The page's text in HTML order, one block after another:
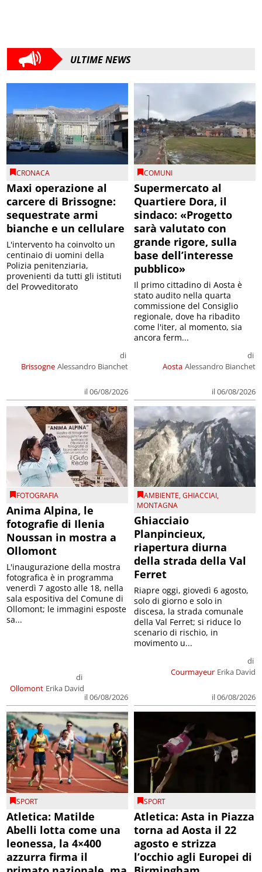
ULTIME NEWS
CRONACA
Maxi operazione al
carcere di Brissogne:
sequestrate armi
bianche e un cellulare
Brissogne
di
Alessandro Bianchet
il 06/08/2026
L'intervento ha coinvolto un
centinaio di uomini della
Polizia penitenziaria,
provenienti da tutti gli istituti
del Provveditorato
COMUNI
Supermercato al
Quartiere Dora, il
sindaco: «Progetto
sarà valutato con
grande rigore, sulla
base dell’interesse
pubblico»
Aosta
di
Alessandro Bianchet
il 06/08/2026
Il primo cittadino di Aosta è
stato audito nella quarta
commissione del Consiglio
regionale, dove ha ribadito
come l'iter, al momento, sia
ancora ferm...
FOTOGRAFIA
Anima Alpina, le
fotografie di Ilenia
Noussan in mostra a
Ollomont
Ollomont
di
Erika David
il 06/08/2026
L'inaugurazione della mostra
fotografica è in programma
venerdì 7 agosto alle 18, nella
sala espositiva del Comune di
Ollomont; le immagini esposte
sa...
AMBIENTE,GHIACCIAI,
MONTAGNA
Ghiacciaio
Planpincieux,
riapertura diurna
della strada della Val
Ferret
Courmayeur
di
Erika David
il 06/08/2026
Riapre oggi, giovedì 6 agosto,
solo di giorno e solo in
discesa, la strada comunale
della Val Ferret; si riduce lo
scenario di rischio, in
movimento u...
SPORT
Atletica: Matilde
Abelli lotta come una
leonessa, la 4×400
azzurra firma il
SPORT
Atletica: Asta in Piazza
torna ad Aosta il 22
agosto e strizza
l’occhio agli Europei di